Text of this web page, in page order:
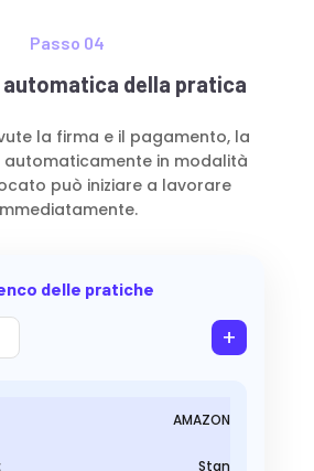
Passo 04
della pratica
la firma e il pagamento, la
in modalità
può iniziare a lavorare
delle pratiche
+
AMAZON
Stan